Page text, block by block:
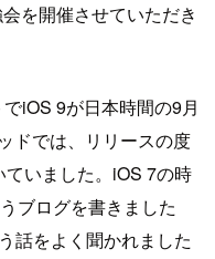
を開催させていただき
iOS 9が日本時間の9月
ドでは、リリースの度
いました。iOS 7の時
ブログを書きました
話をよく聞かれました